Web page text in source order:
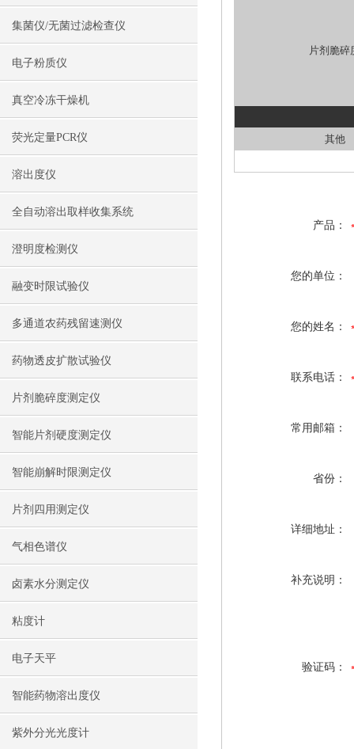
集菌仪/无菌过滤检查仪
电子粉质仪
真空冷冻干燥机
荧光定量PCR仪
溶出度仪
全自动溶出取样收集系统
澄明度检测仪
融变时限试验仪
多通道农药残留速测仪
药物透皮扩散试验仪
片剂脆碎度测定仪
智能片剂硬度测定仪
智能崩解时限测定仪
片剂四用测定仪
气相色谱仪
卤素水分测定仪
粘度计
电子天平
智能药物溶出度仪
紫外分光光度计
片剂脆碎
其他
产品：
您的单位：
您的姓名：
联系电话：
常用邮箱：
省份：
详细地址：
补充说明：
验证码：